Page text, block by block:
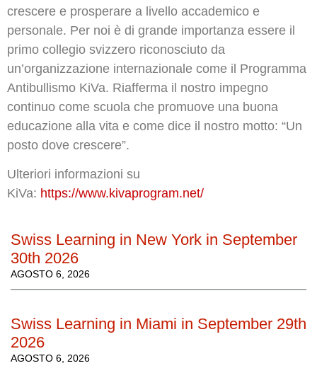
crescere e prosperare a livello accademico e
personale. Per noi è di grande importanza essere il
primo collegio svizzero riconosciuto da
un’organizzazione internazionale come il Programma
Antibullismo KiVa. Riafferma il nostro impegno
continuo come scuola che promuove una buona
educazione alla vita e come dice il nostro motto: “Un
posto dove crescere”.
Ulteriori informazioni su
KiVa: https://www.kivaprogram.net/
Swiss Learning in New York in September
30th 2026
AGOSTO 6, 2026
Swiss Learning in Miami in September 29th
2026
AGOSTO 6, 2026